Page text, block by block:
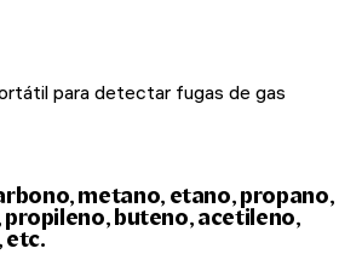
para detectar fugas de gas
metano, etano, propano,
buteno, acetileno,
etc.